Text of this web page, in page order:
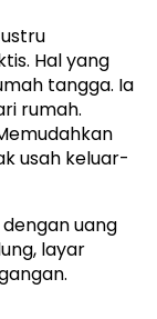
Hal yang
tangga. Ia
rumah.
usah keluar-
uang
layar